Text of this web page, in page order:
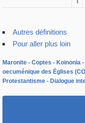
Autres définitions
Pour aller plus loin
Maronite Coptes Koinonia
oecuménique des Églises
Protestantisme
Dialogue